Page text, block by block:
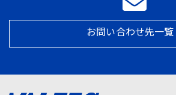
お問い合わせ先一覧